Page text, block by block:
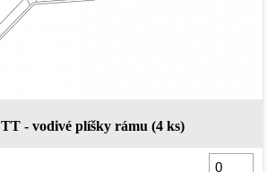
TT - vodivé plíšky rámu (4 ks)